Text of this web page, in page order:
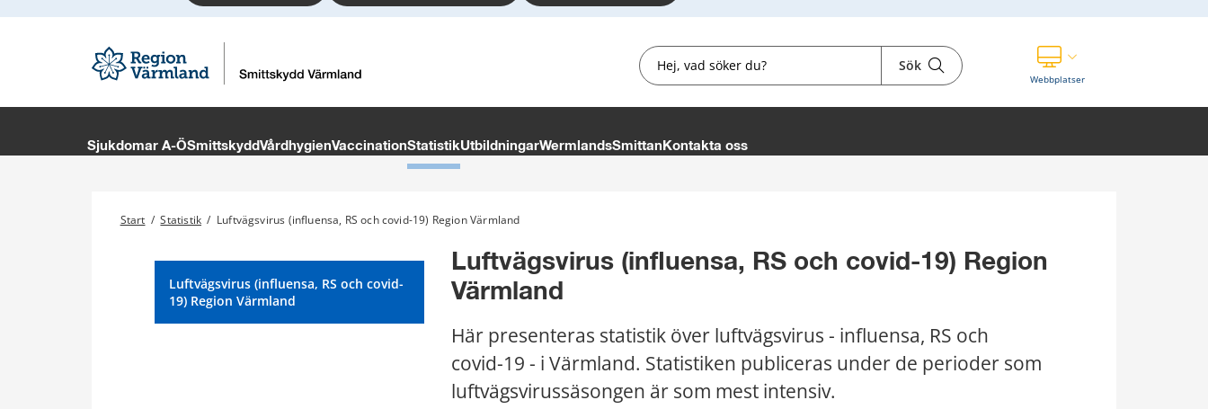
Sök Sök
WebbplatserVisa våra andra webbplatser
Sjukdomar A-ÖSmittskyddVårdhygienVaccinationStatistikUtbildningarWermlandsSmittan Kontakta oss
Start / Statistik / Luftvägsvirus (influensa, RS och covid-19) Region Värmland
Luftvägsvirus (influensa, RS och covid-
19) Region Värmland
Luftvägsvirus (influensa, RS och covid-19) Region
Värmland
Här presenteras statistik över luftvägsvirus - influensa, RS och
covid-19 - i Värmland. Statistiken publiceras under de perioder som
luftvägsvirussäsongen är som mest intensiv.